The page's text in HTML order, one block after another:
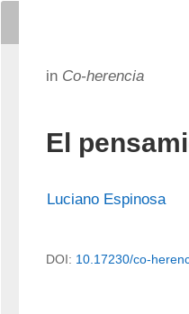
in Co-herencia
El
Luciano Espinosa
DOI: 10.17230/co-